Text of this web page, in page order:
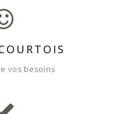
vos besoins